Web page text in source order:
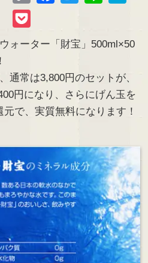
ォーター「財宝」500ml×50
通常は3,800円のセットが、
円になり、さらにげん玉を
で、実質無料になります！